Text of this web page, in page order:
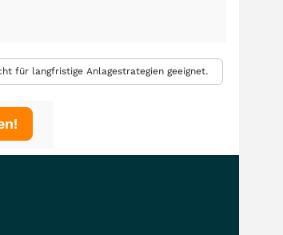
für langfristige Anlagestrategien geeignet.